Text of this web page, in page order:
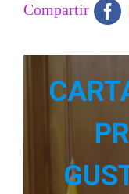
Compartir